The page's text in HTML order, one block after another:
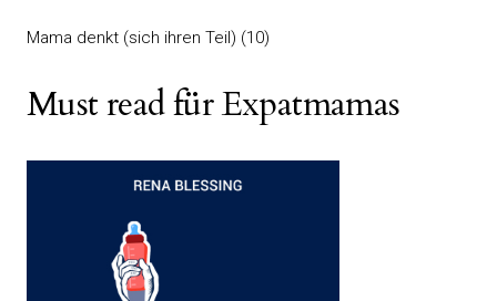
Mama denkt (sich ihren Teil) (10)
Must read für Expatmamas